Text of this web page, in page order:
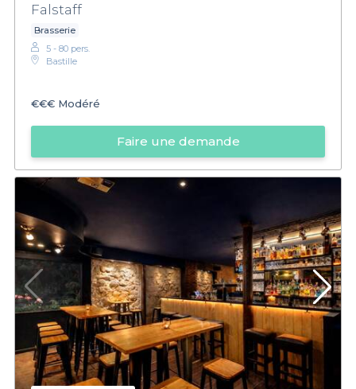
Falstaff
Brasserie
5 - 80 pers.
Bastille
€€€ Modéré
Faire une demande